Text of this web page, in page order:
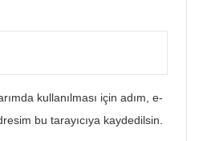
kullanılması için adım, e-
bu tarayıcıya kaydedilsin.